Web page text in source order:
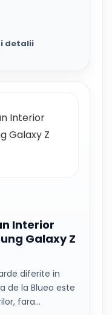
detalii
Interior
Galaxy Z
diferite in
de la Blueo este
fara…